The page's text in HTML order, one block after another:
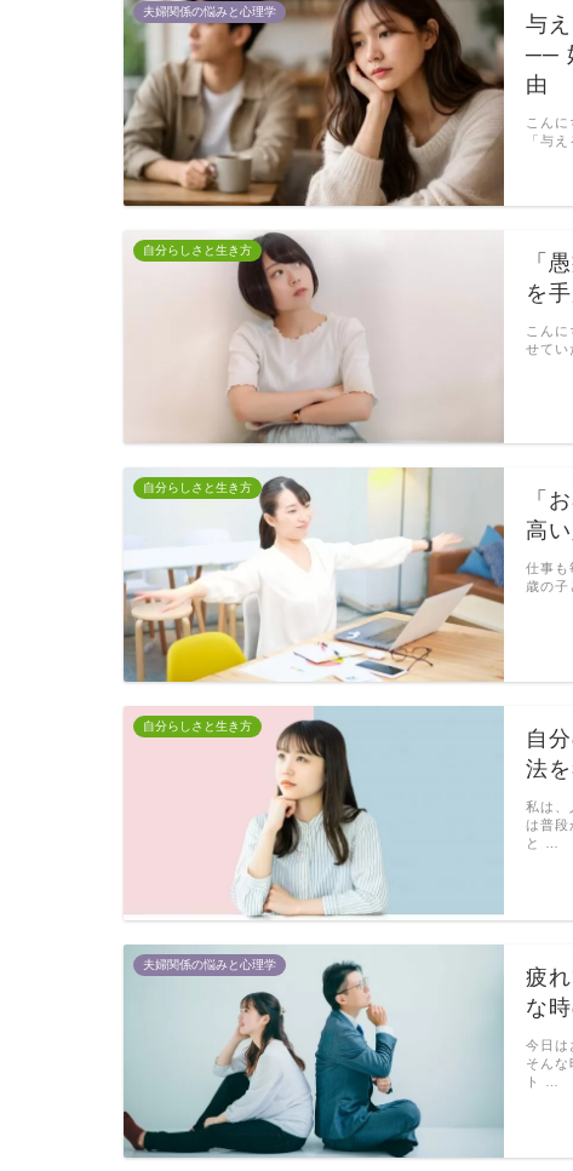
夫婦関係の悩みと心理学
与
──
由
こん
「与
自分らしさと生き方
「
を
こん
せてい
自分らしさと生き方
「
高
仕事も
歳の
自分らしさと生き方
自
法を
私は、
は普段
と …
夫婦関係の悩みと心理学
疲
な
今日は
そんな
ト …